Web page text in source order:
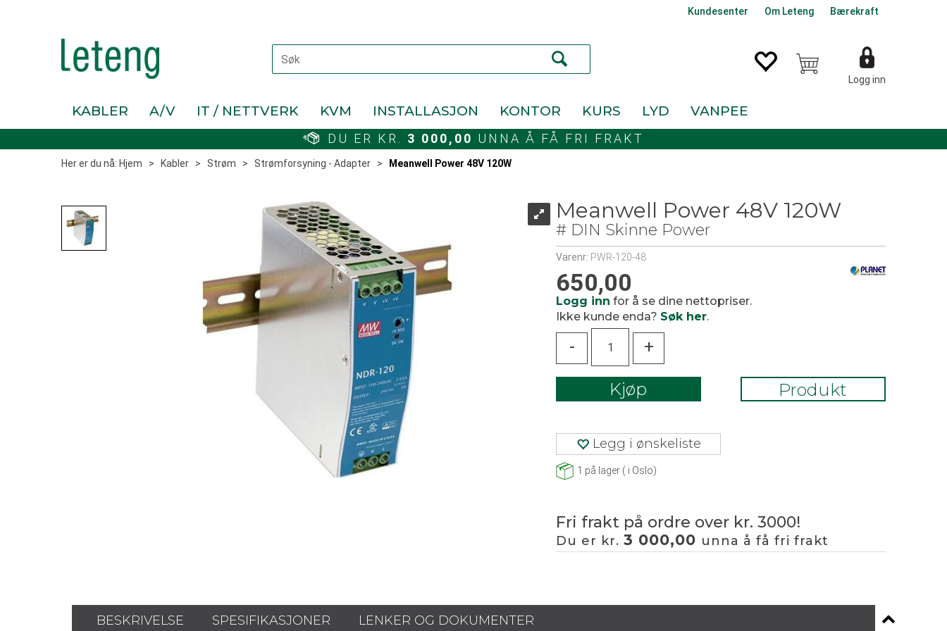
Kundesenter Om Leteng Bærekraft
Logg inn
KABLER A/V IT / NETTVERK KVM INSTALLASJON KONTOR KURS LYD VANPEE
DU ER KR. 3 000,00 UNNA Å FÅ FRI FRAKT
Her er du nå: Hjem > Kabler > Strøm > Strømforsyning - Adapter > Meanwell Power 48V 120W
Meanwell Power 48V 120W
# DIN Skinne Power
Varenr: PWR-120-48
650,00
Logg inn for å se dine nettopriser.
Ikke kunde enda? Søk her.
- +
Kjøp Produkt
Legg i ønskeliste
1 på lager ( i Oslo)
Fri frakt på ordre over kr. 3000!
Du er kr. 3 000,00 unna å få fri frakt
BESKRIVELSE SPESIFIKASJONER LENKER OG DOKUMENTER